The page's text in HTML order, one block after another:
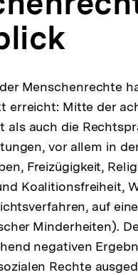
Menschenrechte
erreicht: Mitte der
als auch die
vor allem in
Freizügigkeit,
Koalitionsfreiheit,
auf
Minderheiten).
negativen
Rechte